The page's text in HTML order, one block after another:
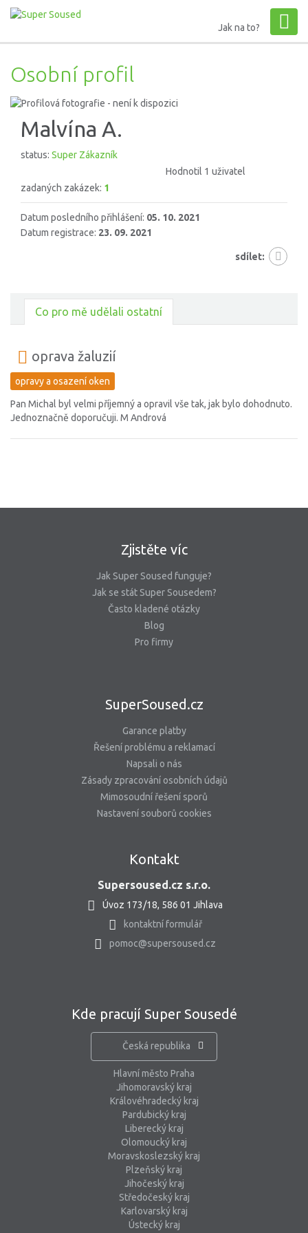
Jak na to?
Osobní profil
Malvína A.
status: Super Zákazník
Hodnotil 1 uživatel
zadaných zakázek: 1
Datum posledního přihlášení: 05. 10. 2021
Datum registrace: 23. 09. 2021
sdílet:
Co pro mě udělali ostatní
oprava žaluzií
opravy a osazení oken
Pan Michal byl velmi příjemný a opravil vše tak, jak bylo dohodnuto.
Jednoznačně doporučuji. M Andrová
Zjistěte víc
Jak Super Soused funguje?
Jak se stát Super Sousedem?
Často kladené otázky
Blog
Pro firmy
SuperSoused.cz
Garance platby
Řešení problému a reklamací
Napsali o nás
Zásady zpracování osobních údajů
Mimosoudní řešení sporů
Nastavení souborů cookies
Kontakt
Supersoused.cz s.r.o.
Úvoz 173/18, 586 01 Jihlava
kontaktní formulář
pomoc@supersoused.cz
Kde pracují Super Sousedé
Česká republika
Hlavní město Praha
Jihomoravský kraj
Královéhradecký kraj
Pardubický kraj
Liberecký kraj
Olomoucký kraj
Moravskoslezský kraj
Plzeňský kraj
Jihočeský kraj
Středočeský kraj
Karlovarský kraj
Ústecký kraj